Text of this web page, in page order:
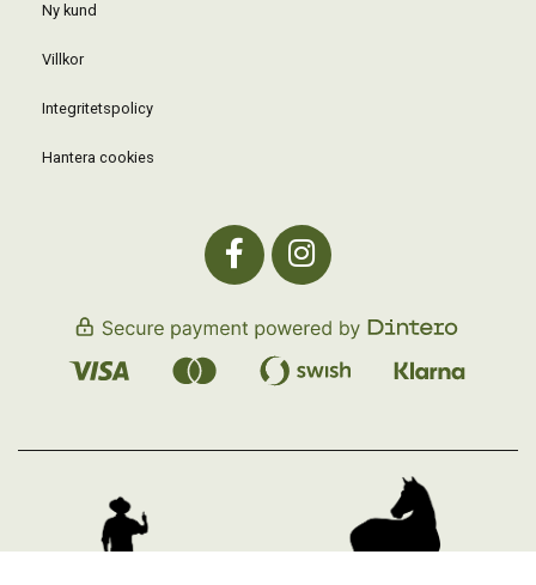
Ny kund
Villkor
Integritetspolicy
Hantera cookies